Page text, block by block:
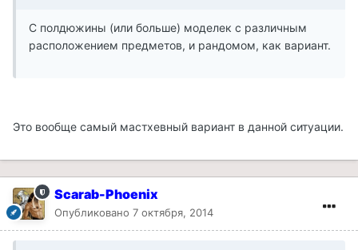
С полдюжины (или больше) моделек с различным
расположением предметов, и рандомом, как вариант.
Это вообще самый мастхевный вариант в данной ситуации.
Scarab-Phoenix
Опубликовано 7 октября, 2014